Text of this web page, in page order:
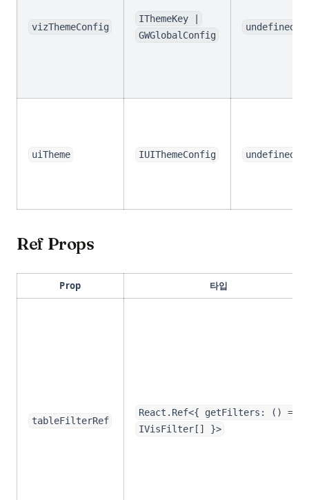
vizThemeConfig
IThemeKey |
GWGlobalConfig
undefined
uiTheme IUIThemeConfig undefined
Ref Props
Prop 타입
tableFilterRef
React.Ref<{ getFilters: () =>
IVisFilter[] }>